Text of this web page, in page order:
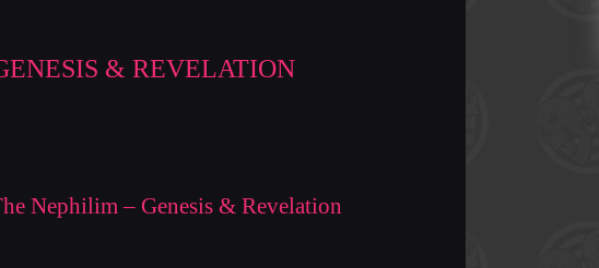
& REVELATION
Nephilim – Genesis & Revelation